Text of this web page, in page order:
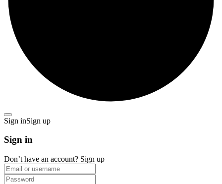
Sign inSign up
Sign in
Don’t have an account? Sign up